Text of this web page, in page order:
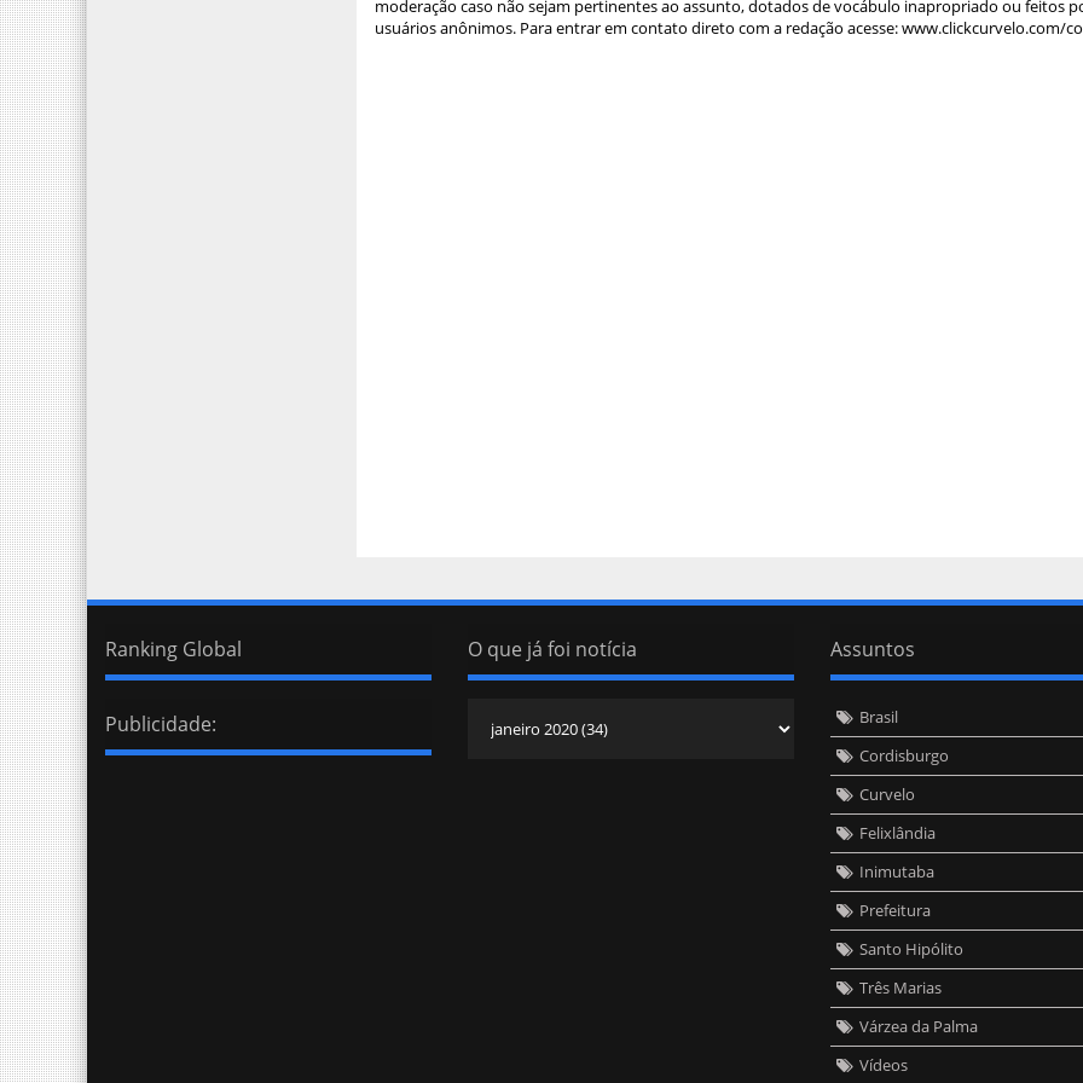
moderação caso não sejam pertinentes ao assunto, dotados de vocábulo inapropriado ou feitos
usuários anônimos. Para entrar em contato direto com a redação acesse: www.clickcurvelo.com/
Ranking Global
Publicidade:
O que já foi notícia Assuntos
Brasil
Cordisburgo
Curvelo
Felixlândia
Inimutaba
Prefeitura
Santo Hipólito
Três Marias
Várzea da Palma
Vídeos